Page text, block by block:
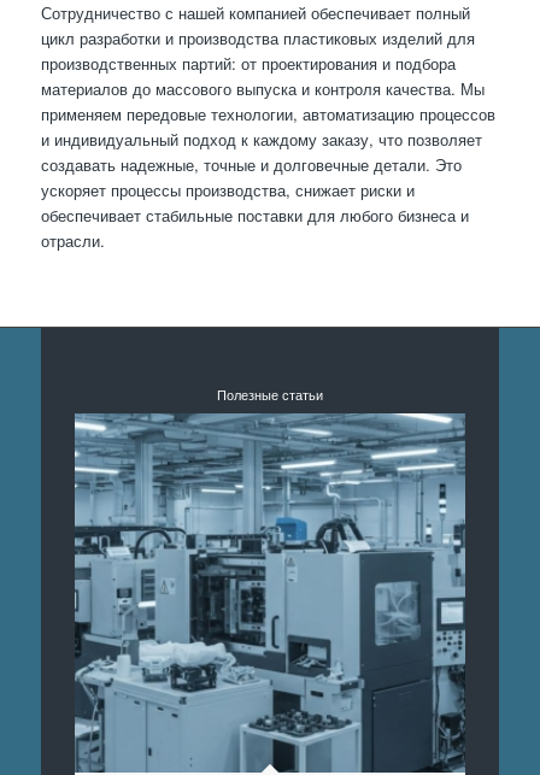
Сотрудничество с нашей компанией обеспечивает полный
цикл разработки и производства пластиковых изделий для
производственных партий: от проектирования и подбора
материалов до массового выпуска и контроля качества. Мы
применяем передовые технологии, автоматизацию процессов
и индивидуальный подход к каждому заказу, что позволяет
создавать надежные, точные и долговечные детали. Это
ускоряет процессы производства, снижает риски и
обеспечивает стабильные поставки для любого бизнеса и
отрасли.
Полезные статьи